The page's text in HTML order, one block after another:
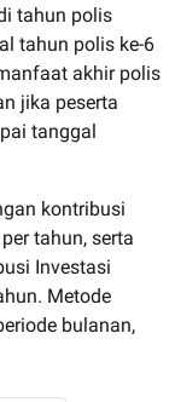
tahun polis
tahun polis ke-6
akhir polis
jika peserta
tanggal
kontribusi
tahun, serta
Investasi
Metode
bulanan,